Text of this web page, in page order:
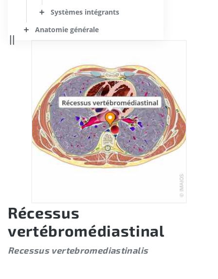
Systèmes intégrants
Anatomie générale
Récessus
vertébromédiastinal
Recessus vertebromediastinalis